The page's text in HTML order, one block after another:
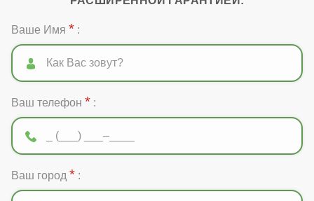
Ваше Имя *:
Ваш телефон *:
Ваш город *: